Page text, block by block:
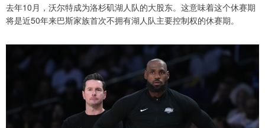
去年10月，沃尔特成为洛杉矶湖人队的大股东。这意味着这个休赛期
将是近50年来巴斯家族首次不拥有湖人队主要控制权的休赛期。